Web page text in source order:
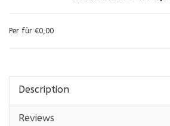
Per für €0,00
Description
Reviews